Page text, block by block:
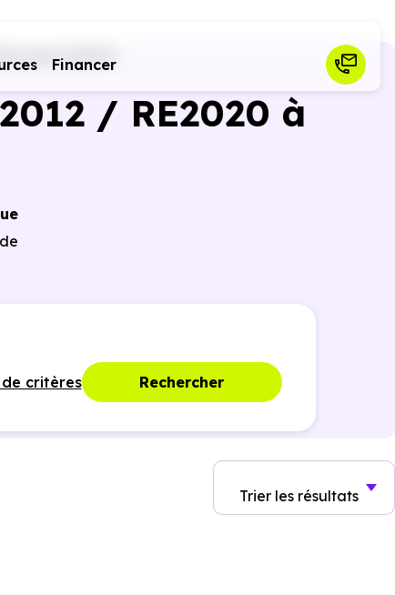
Financer
(31320)
/ RE2020 à
de critères Rechercher
Trier les résultats